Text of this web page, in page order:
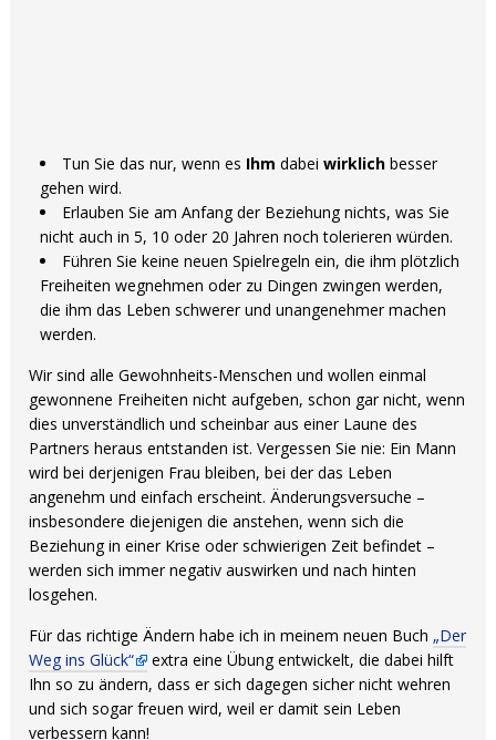
Tun Sie das nur, wenn es Ihmdabeiwirklichbesser
gehen wird.
Erlauben Sie am Anfang der Beziehung nichts, was Sie
nicht auch in 5, 10 oder 20 Jahren noch tolerieren würden.
Führen Sie keine neuen Spielregeln ein, die ihm plötzlich
Freiheiten wegnehmen oder zu Dingen zwingen werden,
die ihm das Leben schwerer und unangenehmer machen
werden.
Wir sind alle Gewohnheits-Menschen und wollen einmal
gewonnene Freiheiten nicht aufgeben, schon gar nicht, wenn
dies unverständlich und scheinbar aus einer Laune des
Partners heraus entstanden ist. Vergessen Sie nie: Ein Mann
wird bei derjenigen Frau bleiben, bei der das Leben
angenehm und einfach erscheint. Änderungsversuche –
insbesondere diejenigen die anstehen, wenn sich die
Beziehung in einer Krise oder schwierigen Zeit befindet –
werden sich immer negativ auswirken und nach hinten
losgehen.
Für das richtige Ändern habe ich in meinem neuen Buch „Der
Weg ins Glück“
extra eine Übung entwickelt, die dabei hilft
Ihn so zu ändern, dass er sich dagegen sicher nicht wehren
und sich sogar freuen wird, weil er damit sein Leben
verbessern kann!